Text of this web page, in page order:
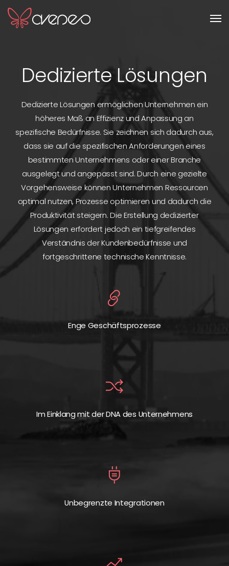
Dedizierte Lösungen
Dedizierte Lösungen ermöglichen Unternehmen ein
höheres Maß an Effizienz und Anpassung an
spezifische Bedürfnisse. Sie zeichnen sich dadurch aus,
dass sie auf die spezifischen Anforderungen eines
bestimmten Unternehmens oder einer Branche
ausgelegt und angepasst sind. Durch eine gezielte
Vorgehensweise können Unternehmen Ressourcen
optimal nutzen, Prozesse optimieren und dadurch die
Produktivität steigern. Die Erstellung dedizierter
Lösungen erfordert jedoch ein tiefgreifendes
Verständnis der Kundenbedürfnisse und
fortgeschrittene technische Kenntnisse.
Enge Geschäftsprozesse
Im Einklang mit der DNA des Unternehmens
Unbegrenzte Integrationen